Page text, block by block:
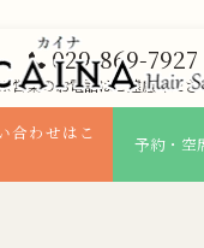
029-869-7927
営業のお電話はご遠慮くださ
合わせはこ
予約・空
市の美容院ならCAINA ALL